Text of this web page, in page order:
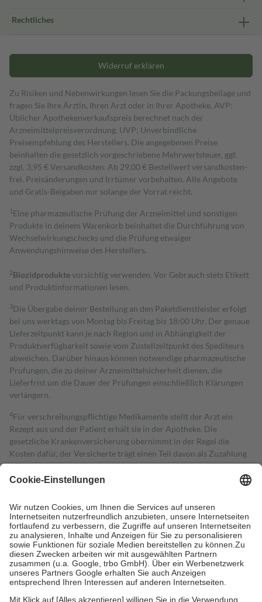
Rechtliches
Widerruf erklären
Zu Risiken und Nebenwirkungen lesen Sie die Packungsbeilage und
fragen Sie Ihre Ärztin, Ihren Arzt oder in Ihrer Apotheke. AVP:
Üblicher Apothekenverkaufspreis berechnet nach der
Arzneimittelpreisverordnung. UVP: Unverbindliche
Preisempfehlung des Herstellers. Die angegebenen Preise
beinhalten die gesetzlich vorgeschriebene Mehrwertsteuer, ggf.
zzgl. 3,95 € Versandkosten. Ab 29,00 € Bestell­wert versand­kosten­
frei. Preisänderungen und Irrtümer vorbehalten. Alle Angebote
und Gratis-Beigaben nur solange der Vorrat reicht.
1 Eine pharmazeutische Prüfung der Arzneimittel und sonstigen
Produkte in deinem Warenkorb beinhaltet die Durchführung von
Wechselwirkungschecks und die Prüfung etwaiger
Anwendungshinweise des Herstellers.
2Biozidproduktevorsichtig verwenden. Vor Gebrauch stets Etikett
und Produktinformationen lesen.
3Die Übergabe deiner Bestellung an den Paketdienstleister erfolgt
bei uns werktags von Montag bis Freitag bis 18:00 Uhr. Der genaue
Lieferzeitpunkt kann je nach Region und in Abhängigkeit der
Produktverfügbarkeit sowie vom Zustellzeitpunkt des Spediteurs
abweichen. Darüber hinaus können notwendige pharmazeutische
Prüfungen, die zu deiner Arzneimittelsicherheit dienen, die
Lieferfrist um die Dauer der Prüfungen einschließlich Klärungen
verlängern.
4Für verschreibungspflichtige Medikamente stellt der Arzt ein
Rezept aus und der Patient erhält sie in der Apotheke. Die
gesetzliche Krankenversicherung übernimmt in der Regel die
Kosten dafür, der Versicherte trägt einen Teil davon als Zuzahlung
mit.
Grundsätzlich leisten Mitglieder Zuzahlungen in Höhe von zehn
höchstens zehn Euro.
Es sind jedoch nie mehr als die tatsächlichen
Kosten der Leistung zu entrichten.
Diese Regeln gelten grundsätzlich auch für Online-Apotheken.
Bei Heilmitteln und häuslicher Krankenpflege beträgt die
Zuzahlung zehn Prozent der Kosten sowie zehn Euro je
Verordnung.
Um das Engagement der Versicherten für ihre eigene Gesundheit zu
stärken und die besondere Stellung der Familie zu unterstützen,